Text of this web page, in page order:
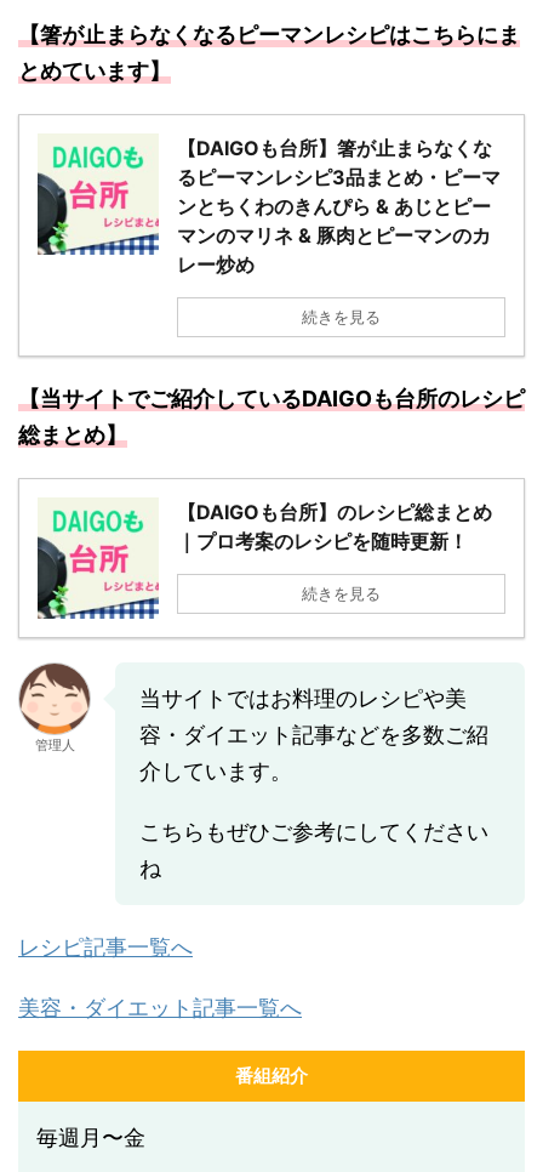
【箸が止まらなくなるピーマンレシピはこちらにま
とめています】
【DAIGOも台所】箸が止まらなくな
るピーマンレシピ3品まとめ・ピーマ
ンとちくわのきんぴら & あじとピー
マンのマリネ & 豚肉とピーマンのカ
レー炒め
続きを見る
【当サイトでご紹介しているDAIGOも台所のレシピ
総まとめ】
【DAIGOも台所】のレシピ総まとめ
｜プロ考案のレシピを随時更新！
続きを見る
管理人
当サイトではお料理のレシピや美
容・ダイエット記事などを多数ご紹
介しています。
こちらもぜひご参考にしてください
ね
レシピ記事一覧へ
美容・ダイエット記事一覧へ
番組紹介
毎週月〜金